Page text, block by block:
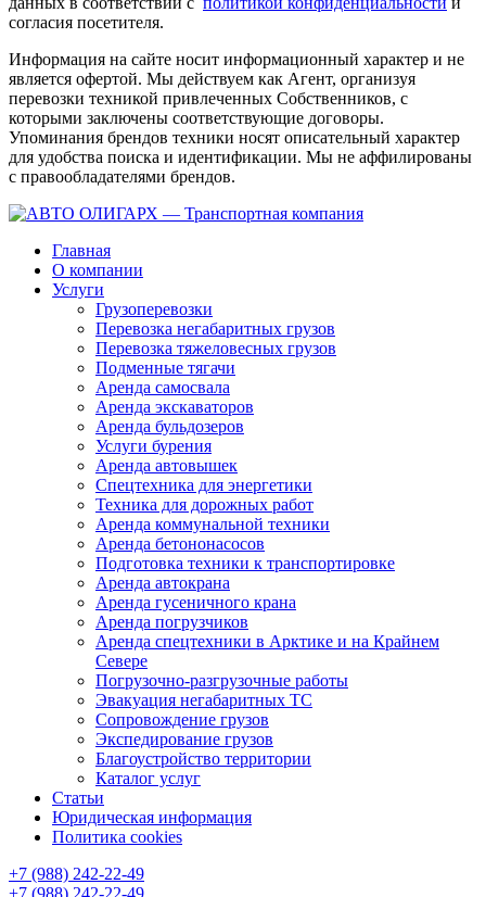
согласия посетителя.
Информация на сайте носит информационный характер и не
является офертой. Мы действуем как Агент, организуя
перевозки техникой привлеченных Собственников, с
которыми заключены соответствующие договоры.
Упоминания брендов техники носят описательный характер
для удобства поиска и идентификации. Мы не аффилированы
с правообладателями брендов.
Главная
О компании
Услуги
Грузоперевозки
Перевозка негабаритных грузов
Перевозка тяжеловесных грузов
Подменные тягачи
Аренда самосвала
Аренда экскаваторов
Аренда бульдозеров
Услуги бурения
Аренда автовышек
Спецтехника для энергетики
Техника для дорожных работ
Аренда коммунальной техники
Аренда бетононасосов
Подготовка техники к транспортировке
Аренда автокрана
Аренда гусеничного крана
Аренда погрузчиков
Аренда спецтехники в Арктике и на Крайнем
Севере
Погрузочно-разгрузочные работы
Эвакуация негабаритных ТС
Сопровождение грузов
Экспедирование грузов
Благоустройство территории
Каталог услуг
Статьи
Юридическая информация
Политика cookies
+7 (988) 242-22-49
+7 (988) 242-22-49